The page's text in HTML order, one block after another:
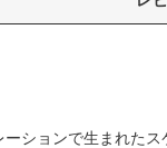
ションで生まれたス